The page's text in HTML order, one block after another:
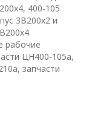
400-105
3В200х2 и
рабочие
ЦН400-105а,
запчасти